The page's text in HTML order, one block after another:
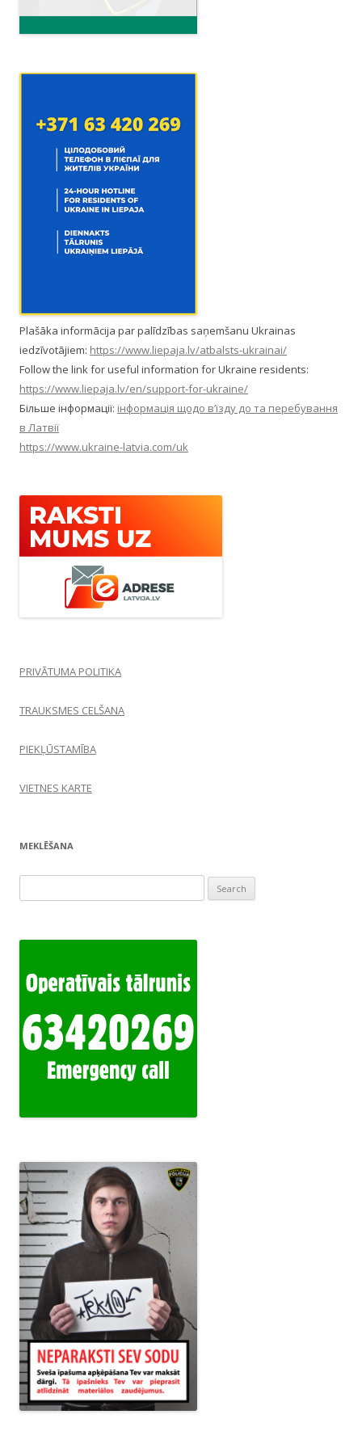
Plašāka informācija par palīdzības saņemšanu Ukrainas
iedzīvotājiem: https://www.liepaja.lv/atbalsts-ukrainai/
Follow the link for useful information for Ukraine residents:
https://www.liepaja.lv/en/support-for-ukraine/
Більше інформації: інформація щодо в’їзду до та перебування
в Латвії
https://www.ukraine-latvia.com/uk
PRIVĀTUMA POLITIKA
TRAUKSMES CELŠANA
PIEKĻŪSTAMĪBA
VIETNES KARTE
MEKLĒŠANA
for: